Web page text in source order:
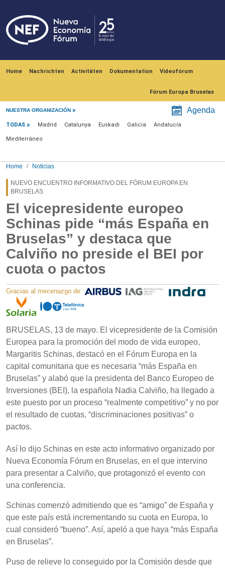
Home Nachrichten Activitäten Dokumentation Videofórum
Fórum Europa Bruselas
NUESTRA ORGANIZACIÓN Agenda
Menú noticias
TODAS Madrid Catalunya Euskadi Galicia Andalucía
Mediterráneo
Home Noticias
NUEVO ENCUENTRO INFORMATIVO DEL FÓRUM EUROPA EN
BRUSELAS
El vicepresidente europeo
Schinas pide “más España en
Bruselas” y destaca que
Calviño no preside el BEI por
cuota o pactos
Gracias al mecenazgo de
BRUSELAS, 13 de mayo. El vicepresidente de la Comisión
Europea para la promoción del modo de vida europeo,
Margaritis Schinas, destacó en el Fórum Europa en la
capital comunitaria que es necesaria “más España en
Bruselas” y alabó que la presidenta del Banco Europeo de
Inversiones (BEI), la española Nadia Calviño, ha llegado a
este puesto por un proceso “realmente competitivo” y no por
el resultado de cuotas, “discriminaciones positivas” o
pactos.
Así lo dijo Schinas en este acto informativo organizado por
Nueva Economía Fórum en Bruselas, en el que intervino
para presentar a Calviño, que protagonizó el evento con
una conferencia.
Schinas comenzó admitiendo que es “amigo” de España y
que este país está incrementando su cuota en Europa, lo
cual consideró “bueno”. Así, apeló a que haya “más España
en Bruselas”.
Puso de relieve lo conseguido por la Comisión desde que